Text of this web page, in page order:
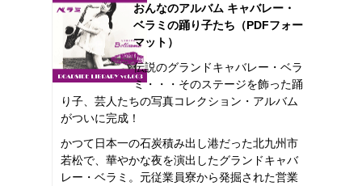
おんなのアルバム キャバレー・
ベラミの踊り子たち（PDFフォー
マット）
伝説のグランドキャバレー・ベラ
ミ・・・そのステージを飾った踊
り子、芸人たちの写真コレクション・アルバム
がついに完成！
かつて日本一の石炭積み出し港だった北九州市
若松で、華やかな夜を演出したグランドキャバ
レー・ベラミ。元従業員寮から発掘された営業